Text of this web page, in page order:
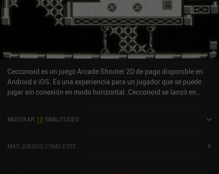
Cecconoid es un juego Arcade Shooter 2D de pago disponible en
Android e iOS. Es una experiencia para un jugador que se puede
jugar sin conexión en modo horizontal. Cecconoid se lanzó en
MOSTRAR 10 SIMILITUDES
MÁS JUEGOS COMO ESTE